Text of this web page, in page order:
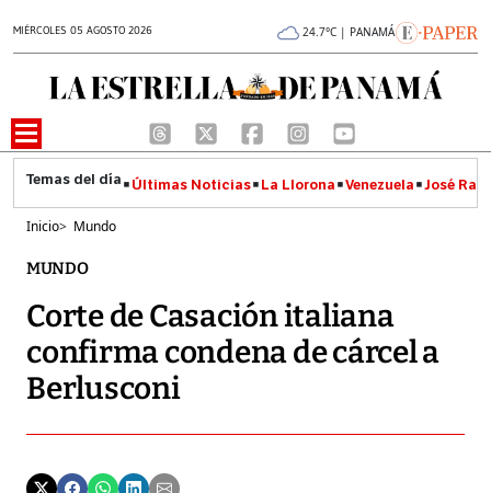
MIÉRCOLES 05 AGOSTO 2026 24.7°C | PANAMÁ
Últimas Noticias La Llorona Venezuela José
Inicio> Mundo
MUNDO
Corte de Casación italiana
confirma condena de cárcel a
Berlusconi